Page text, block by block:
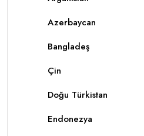
Azerbaycan
Bangladeş
Çin
Doğu Türkistan
Endonezya